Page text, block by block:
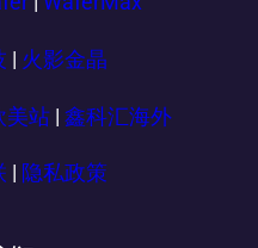
火影金晶
美站 | 鑫科汇海外
隐私政策